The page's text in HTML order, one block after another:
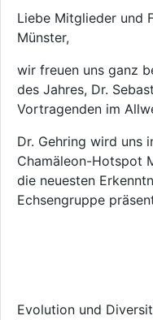
Liebe Mitglieder und
Münster,
wir freuen uns ganz
des Jahres, Dr.
Vortragenden im
Dr. Gehring wird uns
Chamäleon-Hotspot
die neuesten
Echsengruppe
Evolution und